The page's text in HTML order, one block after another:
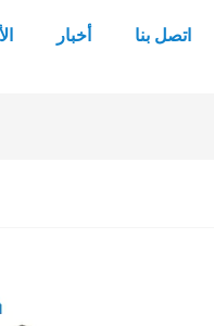
أخبار اتصل بنا